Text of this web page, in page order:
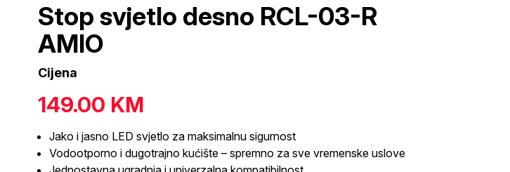
Stop svjetlo desno RCL-03-R
AMIO
Cijena
149.00 KM
Jako i jasno LED svjetlo za maksimalnu sigurnost
Vodootporno i dugotrajno kućište – spremno za sve vremenske uslove